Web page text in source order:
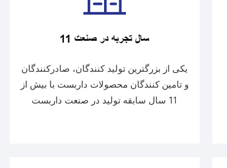
11 سال تجربه در صنعت
یکی از بزرگترین تولید کنندگان، صادرکنندگان
و تامین کنندگان محصولات داربست با بیش از
11 سال سابقه تولید در صنعت داربست